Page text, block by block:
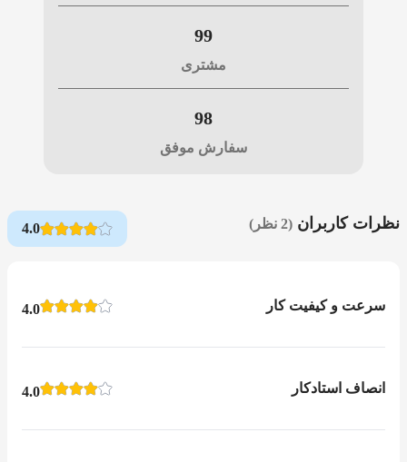
99
مشتری
98
سفارش موفق
نظرات کاربران (2 نظر) 4.0
سرعت و کیفیت کار 4.0
انصاف استادکار 4.0